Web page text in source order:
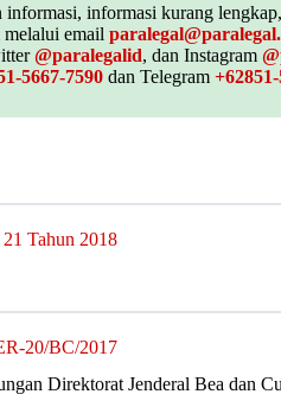
informasi kurang
email
@paralegalid, dan Instagram
5667-7590dan Telegram
Tahun 2018
20/BC/2017
Direktorat Jenderal Bea dan